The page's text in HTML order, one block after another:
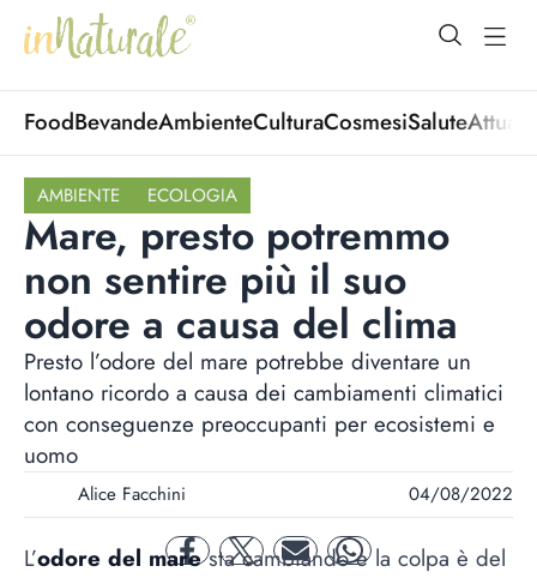
open
FoodBevandeAmbienteCulturaCosmesiSalute
AMBIENTE ECOLOGIA
Mare, presto potremmo
non sentire più il suo
odore a causa del clima
Presto l’odore del mare potrebbe diventare un
lontano ricordo a causa dei cambiamenti climatici
con conseguenze preoccupanti per ecosistemi e
uomo
Alice Facchini 04/08/2022
facebooktwitter mail whatsapp
L’odore del maresta cambiando e la colpa è del